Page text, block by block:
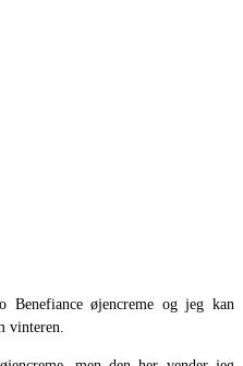
øjencreme og jeg kan
vinteren.